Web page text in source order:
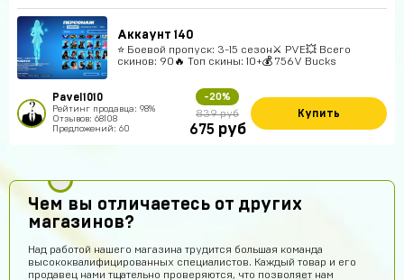
Аккаунт 140
⭐️ Боевой пропуск: 3-15 сезон⚔️ PVE💥 Всего
скинов: 90🔥 Топ скины: 10+💰 756V Bucks
Pavel1010
Рейтинг продавца: 98%
Отзывов: 68108
Предложений: 60
-20%
839 руб
675 руб
Купить
Чем вы отличаетесь от других
магазинов?
Над работой нашего магазина трудится большая команда
высококвалифицированных специалистов. Каждый товар и его
продавец нами тщательно проверяются, что позволяет нам